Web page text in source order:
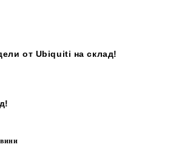
от Ubiquiti на склад!